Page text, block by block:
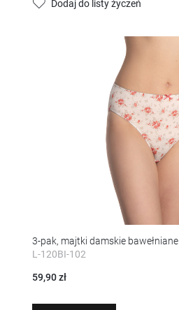
Dodaj do listy życzeń
3-pak, majtki damskie bawełniane
L-120BI-102
59,90 zł